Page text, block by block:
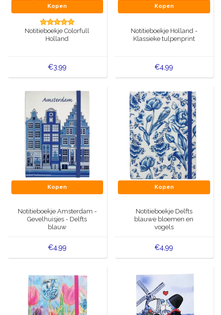
Kopen
Notitieboekje Colorfull
Holland
€3,99
Kopen
Notitieboekje Holland -
Klassieke tulpenprint
€4,99
Kopen
Notitieboekje Amsterdam -
Gevelhuisjes - Delfts
blauw
€4,99
Kopen
Notitieboekje Delfts
blauwe bloemen en
vogels
€4,99